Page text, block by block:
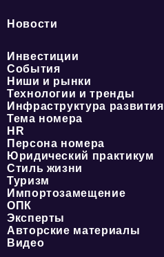
Новости
Инвестиции
События
Ниши и рынки
Технологии и тренды
Инфраструктура развития
Тема номера
HR
Персона номера
Юридический практикум
Стиль жизни
Туризм
Импортозамещение
ОПК
Эксперты
Авторские материалы
Видео